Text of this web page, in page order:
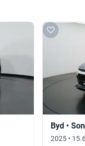
Byd •
2025 •